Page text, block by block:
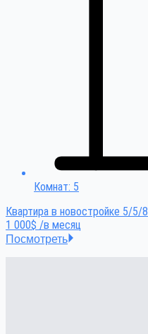
Комнат: 5
Квартира в новостройке 5/5/8
1 000$ /в месяц
Посмотреть